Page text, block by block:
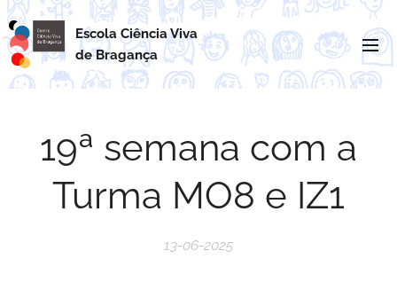
Escola Ciência Viva
deBragança
19ª semana com a
Turma MO8 e IZ1
13-06-2025